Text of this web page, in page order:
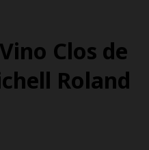
Clos de
Roland